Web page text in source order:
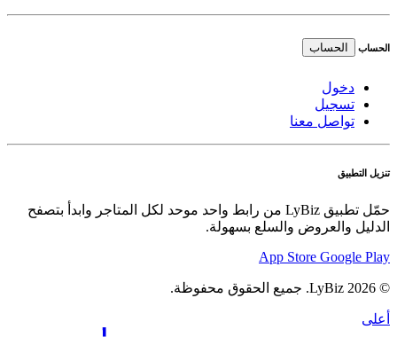
الحساب الحساب
دخول
تسجيل
تواصل معنا
تنزيل التطبيق
حمّل تطبيق LyBiz من رابط واحد موحد لكل المتاجر وابدأ بتصفح
الدليل والعروض والسلع بسهولة.
App Store Google Play
© 2026 LyBiz. جميع الحقوق محفوظة.
أعلى